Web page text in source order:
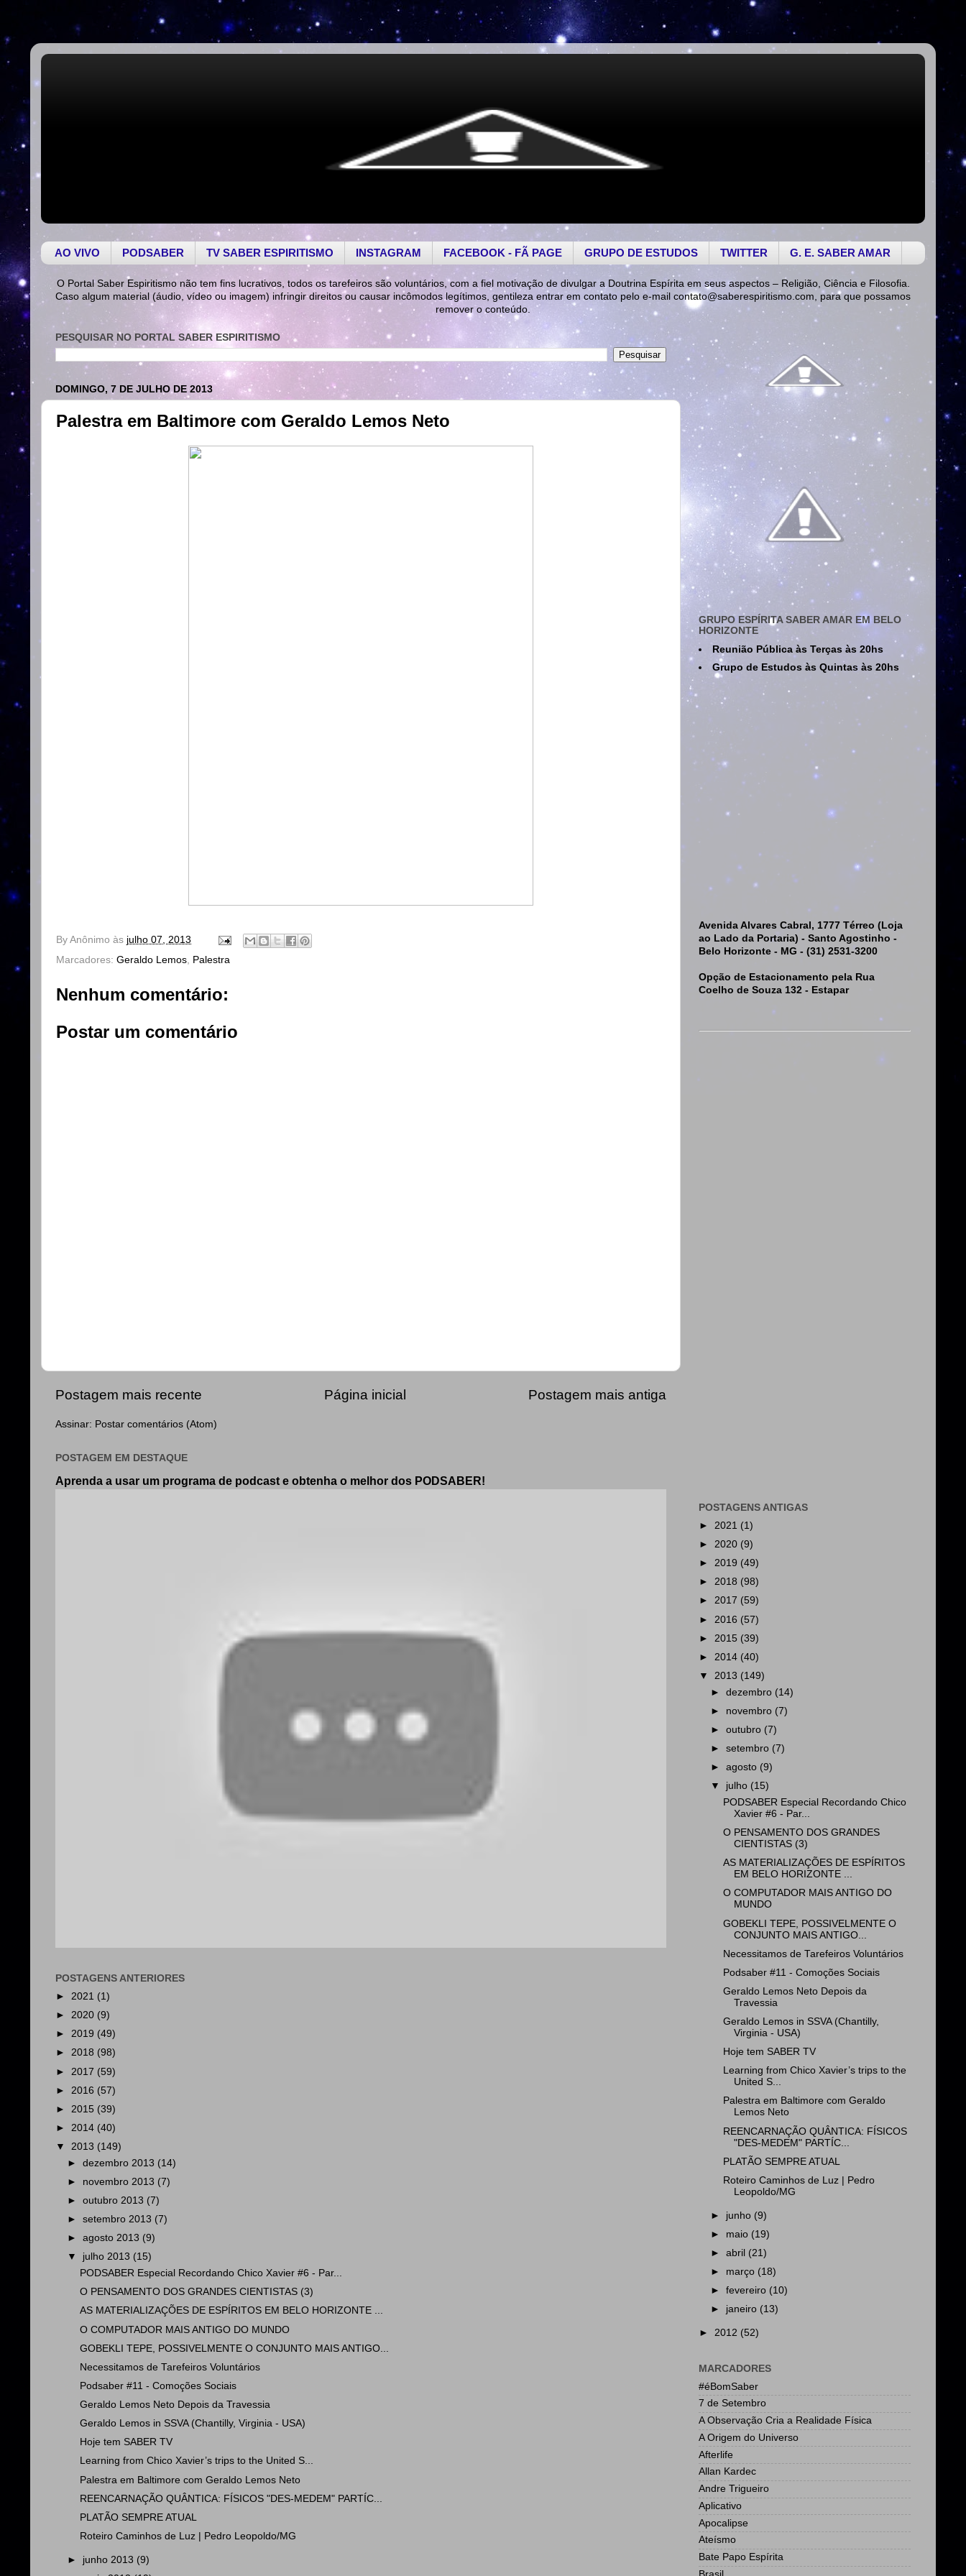
AO VIVO PODSABER TV SABER ESPIRITISMO INSTAGRAM FACEBOOK - FÃ PAGE GRUPO DE ESTUDOS TWITTER G. E. SABER AMAR
O Portal Saber Espiritismo não tem fins lucrativos, todos os tarefeiros são voluntários, com a fiel motivação de divulgar a Doutrina Espírita em seus aspectos – Religião, Ciência e Filosofia.
Caso algum material (áudio, vídeo ou imagem) infringir direitos ou causar incômodos legítimos, gentileza entrar em contato pelo e-mail contato@saberespiritismo.com , para que possamos
remover o conteúdo.
PESQUISAR NO PORTAL SABER ESPIRITISMO
DOMINGO, 7 DE JULHO DE 2013
Palestra em Baltimore com Geraldo Lemos Neto
By Anônimo às julho 07, 2013
Marcadores: Geraldo Lemos Palestra
Nenhum comentário:
Postar um comentário
Postagem mais recente Postagem mais antiga
Página inicial
Assinar: Postar comentários (Atom)
POSTAGEM EM DESTAQUE
Aprenda a usar um programa de podcast e obtenha o melhor dos PODSABER!
POSTAGENS ANTERIORES
► 2021 (1)
► 2020 (9)
► 2019 (49)
► 2018 (98)
► 2017 (59)
► 2016 (57)
► 2015 (39)
► 2014 (40)
▼ 2013 (149)
►dezembro 2013 (14)
► novembro 2013 (7)
►outubro 2013 (7)
►setembro 2013 (7)
►agosto 2013 (9)
▼ julho 2013 (15)
PODSABER Especial Recordando Chico Xavier #6 - Par...
O PENSAMENTO DOS GRANDES CIENTISTAS (3)
AS MATERIALIZAÇÕES DE ESPÍRITOS EM BELO HORIZONTE ...
O COMPUTADOR MAIS ANTIGO DO MUNDO
GOBEKLI TEPE, POSSIVELMENTE O CONJUNTO MAIS ANTIGO...
Necessitamos de Tarefeiros Voluntários
Podsaber #11 - Comoções Sociais
Geraldo Lemos Neto Depois da Travessia
Geraldo Lemos in SSVA (Chantilly, Virginia - USA)
Hoje tem SABER TV
Learning from Chico Xavier’s trips to the United S...
Palestra em Baltimore com Geraldo Lemos Neto
REENCARNAÇÃO QUÂNTICA: FÍSICOS "DES-MEDEM" PARTÍC...
PLATÃO SEMPRE ATUAL
Roteiro Caminhos de Luz | Pedro Leopoldo/MG
► junho 2013 (9)
GRUPO ESPÍRITA SABER AMAR EM BELO
HORIZONTE
Reunião Pública às Terças às 20hs
Grupo de Estudos às Quintas às 20hs
Avenida Alvares Cabral, 1777 Térreo (Loja
ao Lado da Portaria) - Santo Agostinho -
Belo Horizonte - MG - (31) 2531-3200
Opção de Estacionamento pela Rua
Coelho de Souza 132 - Estapar
POSTAGENS ANTIGAS
► 2021 (1)
► 2020 (9)
► 2019 (49)
► 2018 (98)
► 2017 (59)
► 2016 (57)
► 2015 (39)
► 2014 (40)
▼ 2013 (149)
►dezembro (14)
► novembro (7)
►outubro (7)
►setembro (7)
►agosto (9)
▼ julho (15)
PODSABER Especial Recordando Chico
Xavier #6 - Par...
O PENSAMENTO DOS GRANDES
CIENTISTAS (3)
AS MATERIALIZAÇÕES DE ESPÍRITOS
EM BELO HORIZONTE ...
O COMPUTADOR MAIS ANTIGO DO
MUNDO
GOBEKLI TEPE, POSSIVELMENTE O
CONJUNTO MAIS ANTIGO...
Necessitamos de Tarefeiros Voluntários
Podsaber #11 - Comoções Sociais
Geraldo Lemos Neto Depois da
Travessia
Geraldo Lemos in SSVA (Chantilly,
Virginia - USA)
Hoje tem SABER TV
Learning from Chico Xavier’s trips to the
United S...
Palestra em Baltimore com Geraldo
Lemos Neto
REENCARNAÇÃO QUÂNTICA: FÍSICOS
"DES-MEDEM" PARTÍC...
PLATÃO SEMPRE ATUAL
Roteiro Caminhos de Luz | Pedro
Leopoldo/MG
► junho (9)
► maio (19)
►abril (21)
► março (18)
►fevereiro (10)
► janeiro (13)
► 2012 (52)
MARCADORES
#éBomSaber
7 de Setembro
A Observação Cria a Realidade Física
A Origem do Universo
Afterlife
Allan Kardec
Andre Trigueiro
Aplicativo
Apocalipse
Ateísmo
Bate Papo Espírita